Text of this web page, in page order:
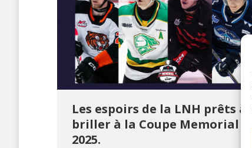
Les espoirs de la LNH prêts à
briller à la Coupe Memorial
2025.